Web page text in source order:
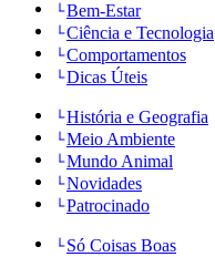
Bem-Estar
Ciência e Tecnologia
Comportamentos
Dicas Úteis
História e Geografia
Meio Ambiente
Mundo Animal
Novidades
Patrocinado
Só Coisas Boas